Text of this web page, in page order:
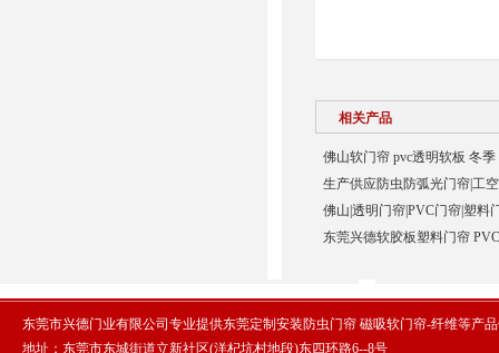
相关产品
佛山软门帘 pvc透明软板 冬
生产供应防虫防弧光门帘|工
佛山|透明门帘|PVC门帘|塑料
东莞兴德软胶板塑料门帘
东莞市兴德门业有限公司专业提供东莞定制安装防虫门帘 磁吸软门帘-纤维等产
地址：东莞市东城街道立新社区(洋杞坑村地段)东四环路6--8号